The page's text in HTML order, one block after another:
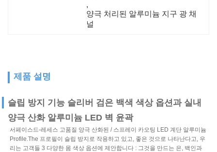
,
양극 처리된 알루미늄 지구 광 채
널
제품 설명
슬립 방지 기능 슬리버 검은 백색 색상 옵션과 실내
양극 산화 알루미늄 LED 벽 윤곽
서페이스드-레세스 고품질 양극 산화된 / 스프레이 카오팅 LED 계단 알루미늄
Profile.The 프로필이 슬립 방지로 작용하고 있고, 좋은 것으로 나타난다고, 우
리는 고객들 3 다양한 몸 색상 옵션에 제안합니다 : 그것을 만드는 은, 백인과